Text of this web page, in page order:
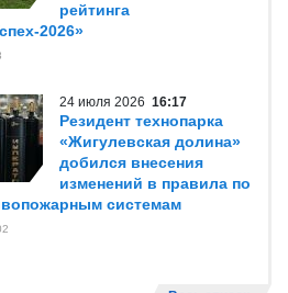
рейтинга
2026»
24 июля 2026 16:17
Резидент технопарка
«Жигулевская долина»
добился внесения
изменений в правила по
системам